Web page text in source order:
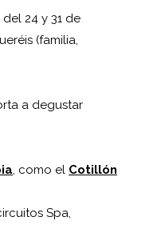
24 y 31 de
(familia,
a degustar
, como el Cotillón
Spa,